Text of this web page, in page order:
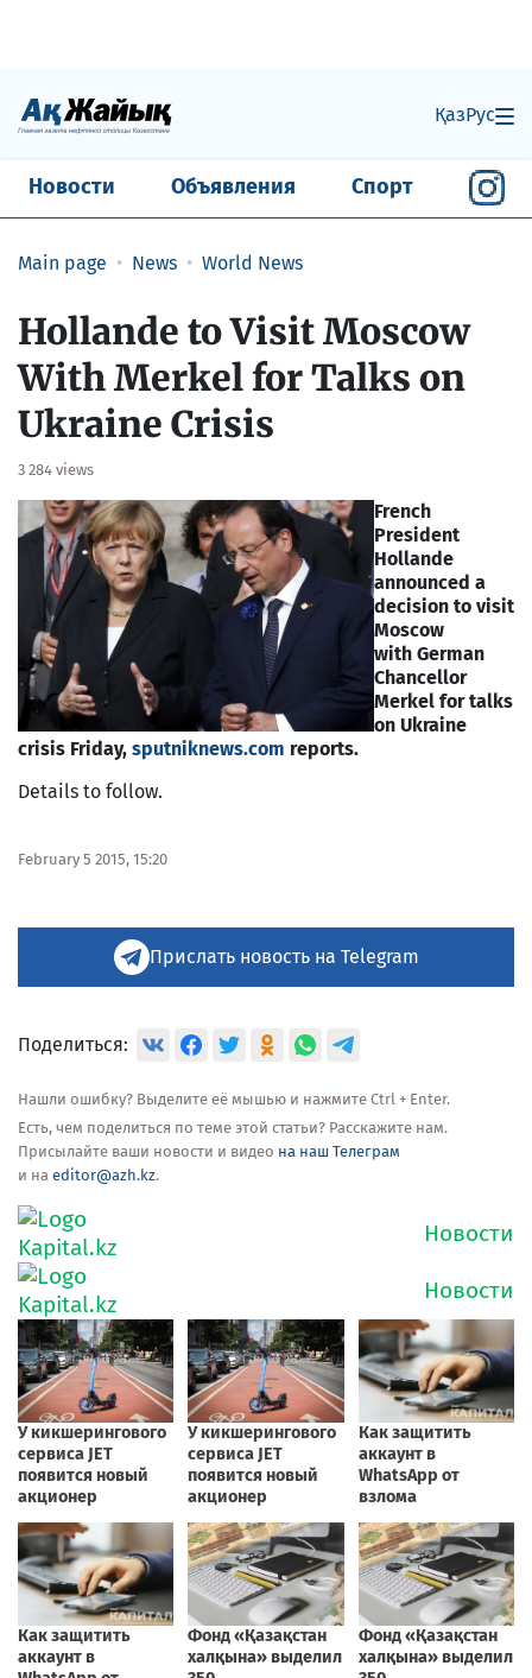
ҚазРус
Новости Объявления Спорт
Main page News World News
Hollande to Visit Moscow
With Merkel for Talks on
Ukraine Crisis
3 284 views
French
President
Hollande
announced a
decision to visit
Moscow
with German
Chancellor
Merkel for talks
on Ukraine
crisis Friday, sputniknews.com reports.
Details to follow.
February 5 2015, 15:20
Прислать новость на Telegram
Поделиться:
Нашли ошибку? Выделите её мышью и нажмите Ctrl + Enter.
Есть, чем поделиться по теме этой статьи? Расскажите нам.
Присылайте ваши новости и видео на наш Телеграм
и на editor@azh.kz.